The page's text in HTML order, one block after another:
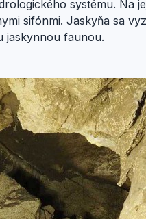
systému. Na
sifónmi. Jaskyňa sa
jaskynnou faunou.